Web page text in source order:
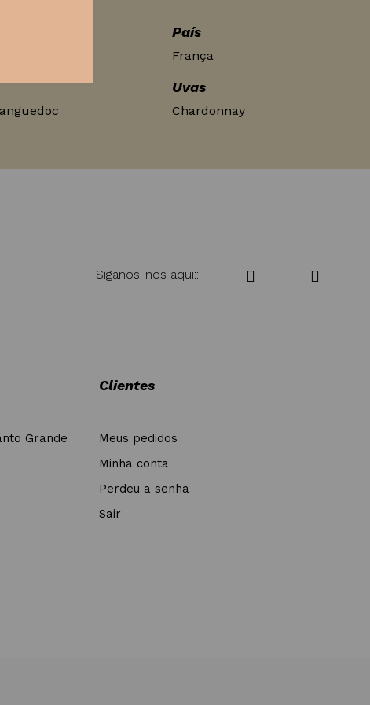
País
França
Uvas
Chardonnay
Siganos-nos aqui::
Grande
Clientes
Meus pedidos
Minha conta
Perdeu a senha
Sair